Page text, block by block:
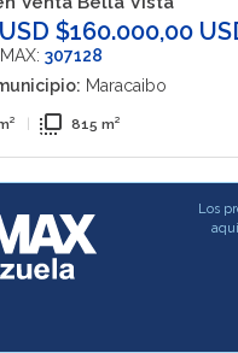
USD $160.000,00
307128
Maracaibo
flip_to_front 815 m²
Los